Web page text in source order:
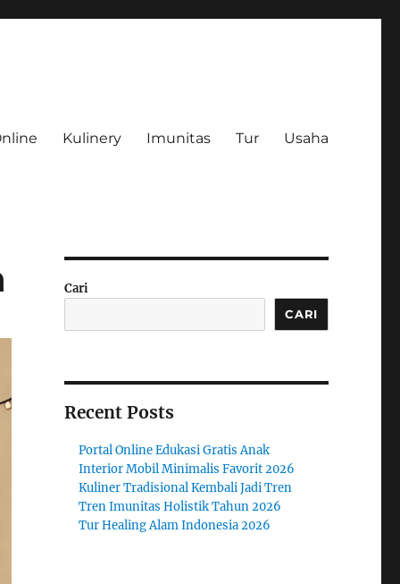
Kulinery Imunitas Tur Usaha
Cari
CARI
Recent Posts
Portal Online Edukasi Gratis Anak
Interior Mobil Minimalis Favorit 2026
Kuliner Tradisional Kembali Jadi Tren
Tren Imunitas Holistik Tahun 2026
Tur Healing Alam Indonesia 2026